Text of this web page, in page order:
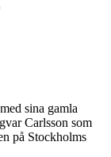
sina gamla
Carlsson som
på Stockholms